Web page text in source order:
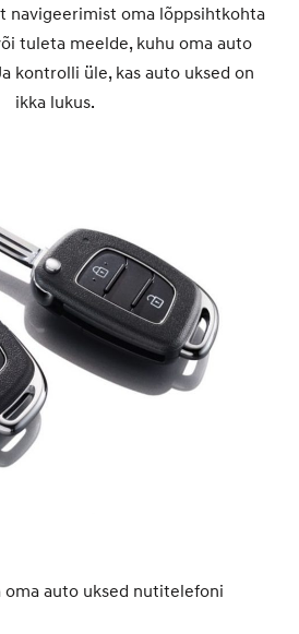
navigeerimist oma lõppsihtkohta
tuleta meelde, kuhu oma auto
kontrolli üle, kas auto uksed on
ikka lukus.
oma auto uksed nutitelefoni